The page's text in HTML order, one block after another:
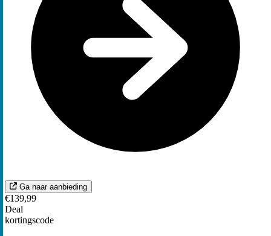
Ga naar aanbieding
€139,99
Deal
kortingscode